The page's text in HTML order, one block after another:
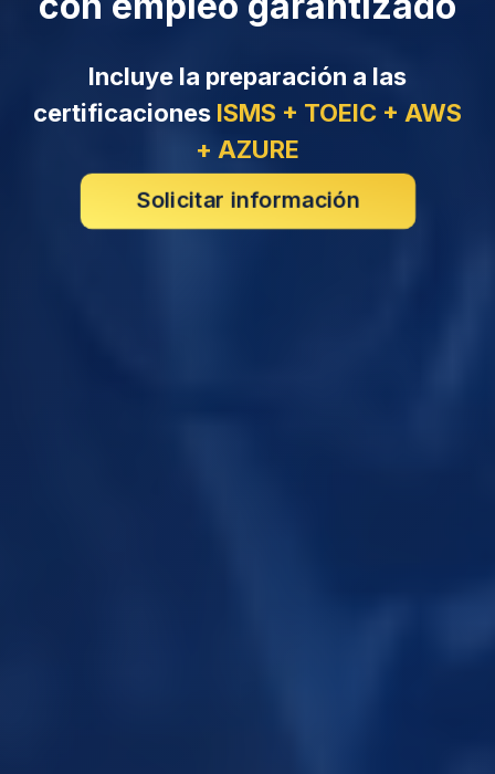
Incluye la preparación a las
certificaciones ISMS + TOEIC + AWS
+ AZURE
Solicitar información